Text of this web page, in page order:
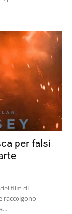
per falsi
film di
raccolgono
informazioni bancarie. La...